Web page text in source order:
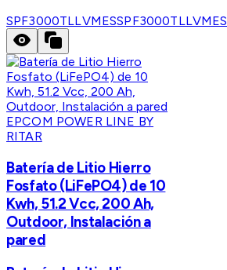
SPF3000TLLVMESSPF3000TLLVMES
EPCOM POWER LINE BY
RITAR
Batería de Litio Hierro
Fosfato (LiFePO4) de 10
Kwh, 51.2 Vcc, 200 Ah,
Outdoor, Instalación a
pared